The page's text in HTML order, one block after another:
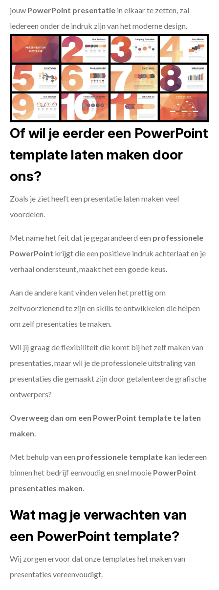
jouw PowerPoint presentatie in elkaar te zetten, zal
iedereen onder de indruk zijn van het moderne design.
Of wil je eerder een PowerPoint
template laten maken door
ons?
Zoals je ziet heeft een presentatie laten maken veel
voordelen.
Met name het feit dat je gegarandeerd een professionele
PowerPoint krijgt die een positieve indruk achterlaat en je
verhaal ondersteunt, maakt het een goede keus.
Aan de andere kant vinden velen het prettig om
zelfvoorzienend te zijn en skills te ontwikkelen die helpen
om zelf presentaties te maken.
Wil jij graag de flexibiliteit die komt bij het zelf maken van
presentaties, maar wil je de professionele uitstraling van
presentaties die gemaakt zijn door getalenteerde grafische
ontwerpers?
Overweeg dan om een PowerPoint template te laten
maken.
Met behulp van een professionele template kan iedereen
binnen het bedrijf eenvoudig en snel mooie PowerPoint
presentaties maken.
Wat mag je verwachten van
een PowerPoint template?
Wij zorgen ervoor dat onze templates het maken van
presentaties vereenvoudigt.